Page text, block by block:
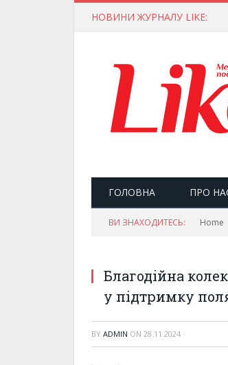
НОВИНИ ЖУРНАЛУ LIKE:
ГОЛОВНА ПРО
ВИ ЗНАХОДИТЕСЬ: Home
Благодійна
у підтримку
BY ADMIN ON 28.11.2024 ·